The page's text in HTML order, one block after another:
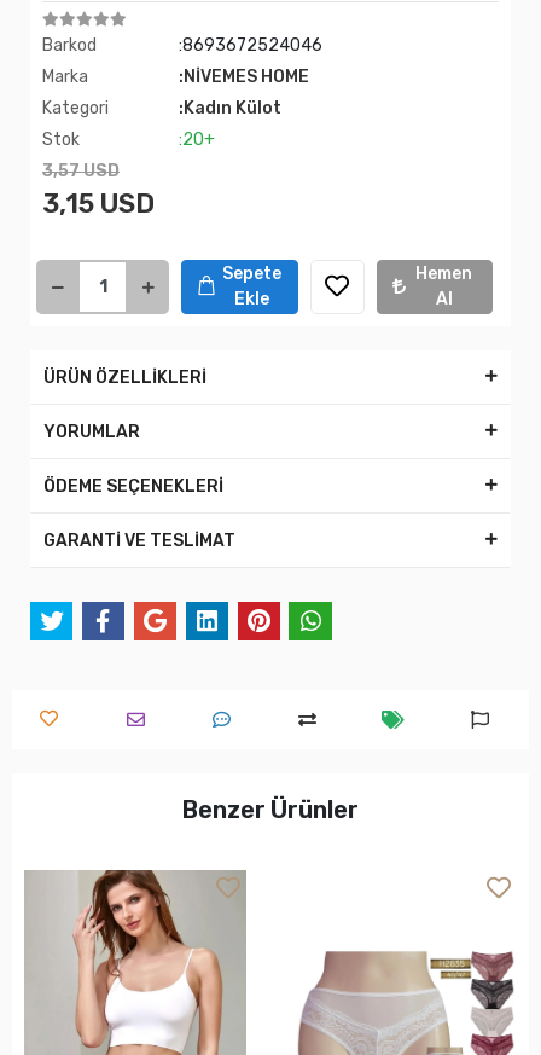
Barkod
:8693672524046
Marka
:NİVEMES HOME
Kategori
:Kadın Külot
Stok
:20+
3,57 USD
3,15 USD
Sepete
Ekle
Hemen
Al
ÜRÜN ÖZELLİKLERİ
YORUMLAR
ÖDEME SEÇENEKLERİ
GARANTİ VE TESLİMAT
Benzer Ürünler